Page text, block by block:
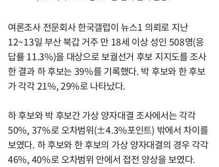
여론조사 전문회사 한국갤럽이 뉴스1 의뢰로 지난
12~13일 부산 북갑 거주 만 18세 이상 성인 508명(응
답률 11.3%)을 대상으로 보궐선거 후보 지지도를 조사
한 결과 하 후보는 39%를 기록했다. 박 후보와 한 후보
가 각각 21%, 29%로 나타났다.
하 후보와 박 후보간 가상 양자대결 조사에서는 각각
50%, 37%로 오차범위(±4.3%포인트) 밖에서 차이를
보였다. 하 후보와 한 후보의 가상 양자대결의 경우 각각
46%, 40%로 오차범위 안에서 접전 양상을 보였다.